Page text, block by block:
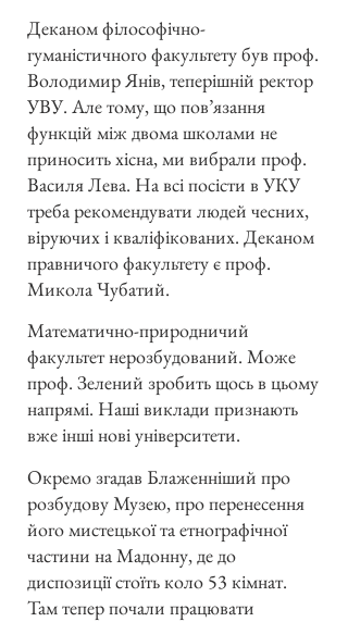
Деканом філософічно-
гуманістичного факультету був проф.
Володимир Янів, теперішній ректор
УВУ. Але тому, що пов’язання
функцій між двома школами не
приносить хісна, ми вибрали проф.
Василя Лева. На всі посісти в УКУ
треба рекомендувати людей чесних,
віруючих і кваліфікованих. Деканом
правничого факультету є проф.
Микола Чубатий.
Математично-природничий
факультет нерозбудований. Може
проф. Зелений зробить щось в цьому
напрямі. Наші виклади признають
вже інші нові університети.
Окремо згадав Блаженніший про
розбудову Музею, про перенесення
його мистецької та етнографічної
частини на Мадонну, де до
диспозиції стоїть коло 53 кімнат.
Там тепер почали працювати